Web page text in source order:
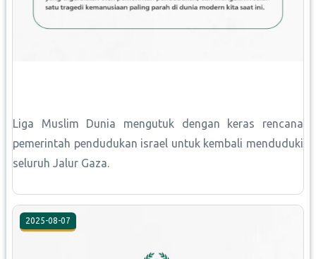
Liga Muslim Dunia mengutuk dengan keras rencana
pemerintah pendudukan israel untuk kembali menduduki
seluruh Jalur Gaza.
2025-08-07